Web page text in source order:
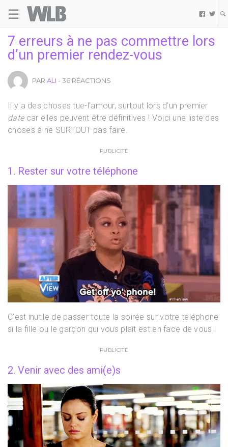
☰  
7 erreurs à ne pas commettre lors
d’un premier rendez-vous
PAR ALI - 36 RÉACTIONS
Il y a des choses tue-l’amour, surtout lors d’un premier
datecar elles peuvent être définitives ! Voici une liste des
choses à ne SURTOUT pas faire.
PUBLICITÉ
1. Rester sur votre téléphone
C’est inutile de passer toute la soirée sur votre téléphone
si la fille ou le garçon qui vous plaît est en face de vous !
PUBLICITÉ
2. Venir avec des ami(e)s